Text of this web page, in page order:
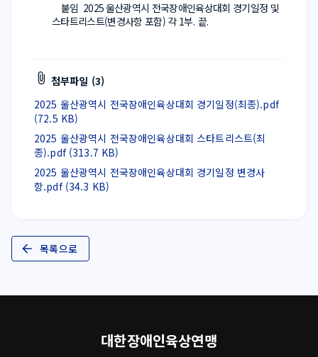
붙임 2025 울산광역시 전국장애인육상대회 경기일정 및
스타트리스트(변경사항 포함) 각 1부. 끝.
첨부파일 (3)
2025 울산광역시 전국장애인육상대회 경기일정(최종).pdf
(72.5 KB)
2025 울산광역시 전국장애인육상대회 스타트리스트(최
종).pdf (313.7 KB)
2025 울산광역시 전국장애인육상대회 경기일정 변경사
항.pdf (34.3 KB)
목록으로
대한장애인육상연맹